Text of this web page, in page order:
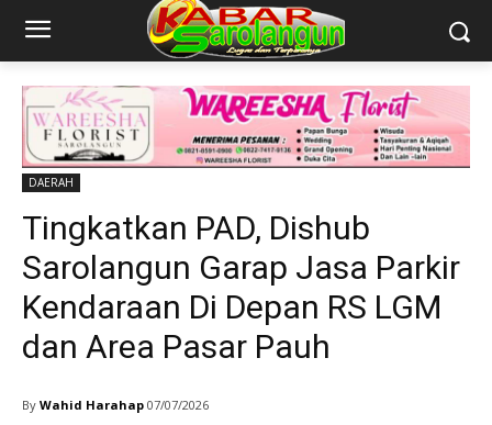
DAERAH
Tingkatkan PAD, Dishub
Sarolangun Garap Jasa Parkir
Kendaraan Di Depan RS LGM
dan Area Pasar Pauh
By Wahid Harahap 07/07/2026